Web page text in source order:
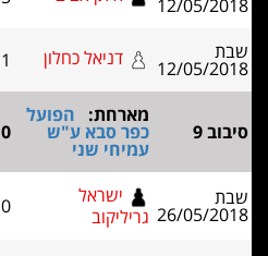
12/
12/ דניאל כחלון 1
מארחת:הפועל
כפר סבא ע"ש
עמיחי שני
3.0
1.5
26/
ישראל
גריליקוב